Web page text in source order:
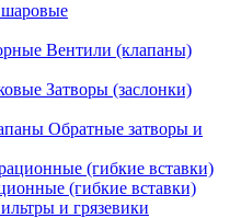
Вентили (клапаны)
Затворы (заслонки)
Обратные затворы и
(гибкие вставки)
и грязевики